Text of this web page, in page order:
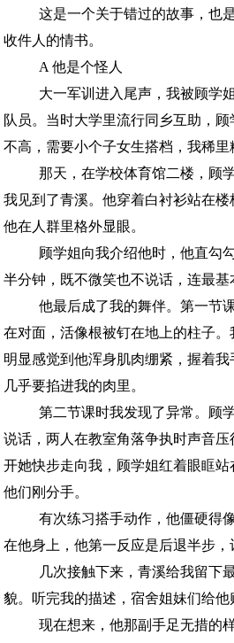
这是一个关于错过的故事，也
收件人的情书。
A 他是个怪人
大一军训进入尾声，我被顾学
队员。当时大学里流行同乡互助，
不高，需要小个子女生搭档，我稀里
那天，在学校体育馆二楼，顾
我见到了青溪。他穿着白衬衫站在
他在人群里格外显眼。
顾学姐向我介绍他时，他直勾
半分钟，既不微笑也不说话，连最基
他最后成了我的舞伴。第一节
在对面，活像根被钉在地上的柱子
明显感觉到他浑身肌肉绷紧，握着
几乎要掐进我的肉里。
第二节课时我发现了异常。顾
说话，两人在教室角落争执时声音
开她快步走向我，顾学姐红着眼眶
他们刚分手。
有次练习搭手动作，他僵硬得
在他身上，他第一反应是后退半步，
几次接触下来，青溪给我留下
貌。听完我的描述，宿舍姐妹们给他
现在想来，他那副手足无措的